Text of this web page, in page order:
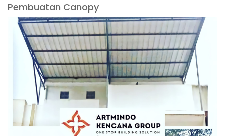
Pembuatan Canopy